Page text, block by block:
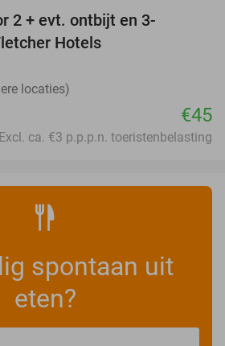
2 + evt. ontbijt en 3-
Hotels
locaties)
€45
Excl. ca. €3 p.p.p.n. toeristenbelasting
spontaan uit
eten?